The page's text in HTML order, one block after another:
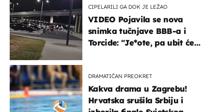
CIPELARILI GA DOK JE LEŽAO
VIDEO Pojavila se nova
snimka tučnjave BBB-a i
Torcide: "Je*ote, pa ubit će
DRAMATIČAN PREOKRET
Kakva drama u Zagrebu!
Hrvatska srušila Srbiju i